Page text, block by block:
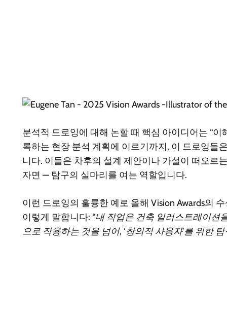
분석적 드로잉에 대해 논할 때 핵심 아이디어는 “
록하는 현장 분석 계획에 이르기까지, 이 드로잉들
니다. 이들은 차후의 설계 제안이나 가설이 떠오르
자면 — 탐구의 실마리를 여는 역할입니다.
이런 드로잉의 훌륭한 예로 올해 Vision Awards의
이렇게 말합니다: “내 작업은 건축 일러스트레이션
으로 작용하는 것을 넘어, ‘창의적 사용자’를 위한